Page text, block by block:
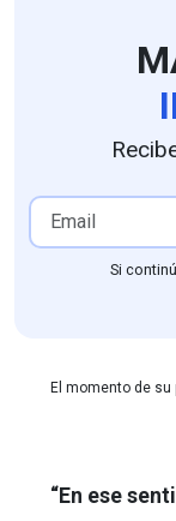
Si
El momento de
“En ese